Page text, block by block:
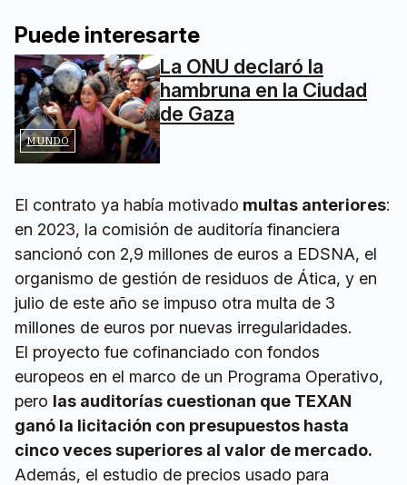
Puede interesarte
MUNDO
La ONU declaró la
hambruna en la Ciudad
de Gaza
El contrato ya había motivado multas anteriores:
en 2023, la comisión de auditoría financiera
sancionó con 2,9 millones de euros a EDSNA, el
organismo de gestión de residuos de Ática, y en
julio de este año se impuso otra multa de 3
millones de euros por nuevas irregularidades.
El proyecto fue cofinanciado con fondos
europeos en el marco de un Programa Operativo,
pero las auditorías cuestionan que TEXAN
ganó la licitación con presupuestos hasta
cinco veces superiores al valor de mercado.
Además, el estudio de precios usado para